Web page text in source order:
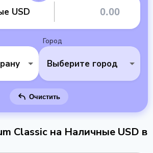
USD
Город
Выберите город
Очистить
Classic на Наличные USD в